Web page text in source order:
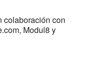
colaboración con
Modul8 y